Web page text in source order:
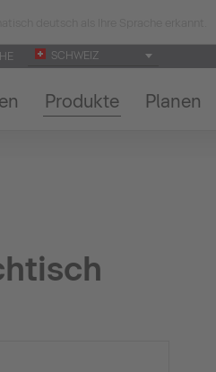
SCHWEIZ
Produkte Planen